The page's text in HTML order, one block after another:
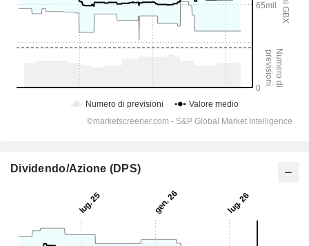
Dividendo/Azione (DPS)